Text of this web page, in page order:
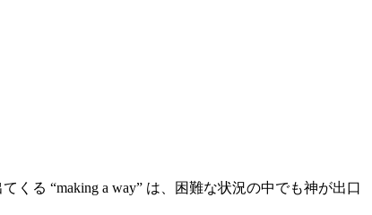
る “making a way” は、困難な状況の中でも神が出口